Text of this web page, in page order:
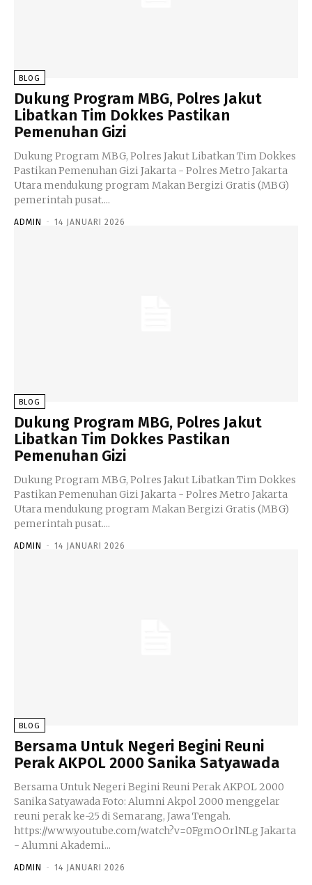
BLOG
Dukung Program MBG, Polres Jakut
Libatkan Tim Dokkes Pastikan
Pemenuhan Gizi
Dukung Program MBG, Polres Jakut Libatkan Tim Dokkes
Pastikan Pemenuhan Gizi Jakarta - Polres Metro Jakarta
Utara mendukung program Makan Bergizi Gratis (MBG)
pemerintah pusat....
ADMIN - 14 JANUARI 2026
BLOG
Dukung Program MBG, Polres Jakut
Libatkan Tim Dokkes Pastikan
Pemenuhan Gizi
Dukung Program MBG, Polres Jakut Libatkan Tim Dokkes
Pastikan Pemenuhan Gizi Jakarta - Polres Metro Jakarta
Utara mendukung program Makan Bergizi Gratis (MBG)
pemerintah pusat....
ADMIN - 14 JANUARI 2026
BLOG
Bersama Untuk Negeri Begini Reuni
Perak AKPOL 2000 Sanika Satyawada
Bersama Untuk Negeri Begini Reuni Perak AKPOL 2000
Sanika Satyawada Foto: Alumni Akpol 2000 menggelar
reuni perak ke-25 di Semarang, Jawa Tengah.
https://www.youtube.com/watch?v=0FgmOOrlNLg Jakarta
- Alumni Akademi...
ADMIN - 14 JANUARI 2026